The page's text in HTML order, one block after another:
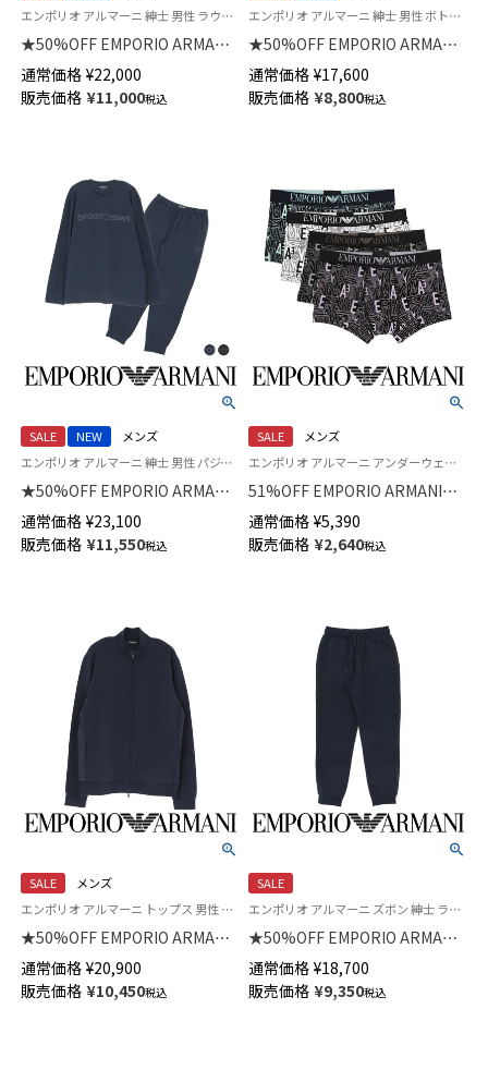
エンポリオ アルマーニ 紳士 男性 ラウンジウェア トップス パーカー
★50%OFF EMPORIO ARMANI
ICONIC PIQUET HOODED FULL
ZIP アイコニック ピケ ジップア
ップ フーディー スウェット EU
通常価格 ¥22,000
販売価格 ¥11,000税込
エンポリオ アルマーニ 紳士 男性 ボトムス ラウンジウェア ズボン
★50%OFF EMPORIO ARMANI
ICONIC PIQUET アイコニック
ピケ スウェット ロングパンツ
EUサイズ メンズ 54059820
通常価格 ¥17,600
販売価格 ¥8,800税込
SALE NEW
メンズ
エンポリオ アルマーニ 紳士 男性 パジャマ 公式
★50%OFF EMPORIO ARMANI
ラウンジウェア 上下セット オ
ーガニックコットン混 クルーネ
ック 長袖 スウェット EUサイズ
通常価格 ¥23,100
販売価格 ¥11,550税込
SALE
メンズ
エンポリオ アルマーニ アンダーウェア Underwear 男性 メンズ 下着 パンツ ブランド
51%OFF EMPORIO ARMANI
ALL OVER BOLD LOGO ボール
ド ロゴ ボクサーパンツ 前閉じ
メンズ 54045069
通常価格 ¥5,390
販売価格 ¥2,640税込
SALE
メンズ
エンポリオ アルマーニ トップス 男性 紳士 ラウンジウェア
★50%OFF EMPORIO ARMANI
BASIC TERRY FULL ZIP ベーシ
ックテリー 裏起毛 長袖 フルジ
ップ ジャケット スウェット EU
通常価格 ¥20,900
販売価格 ¥10,450税込
SALE
エンポリオ アルマーニ ズボン 紳士 ラウンジウェア 男性 ボトムス
★50%OFF EMPORIO ARMANI
BASIC TERRY ベーシックテリ
ー 裏起毛 スウェットパンツ ロ
ング EUサイズ メンズ
通常価格 ¥18,700
販売価格 ¥9,350税込